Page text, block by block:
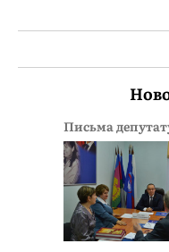
Письма